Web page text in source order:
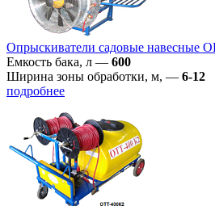
Опрыскиватели садовые навесные
Емкость бака, л — 600
Ширина зоны обработки, м, — 6-12
подробнее